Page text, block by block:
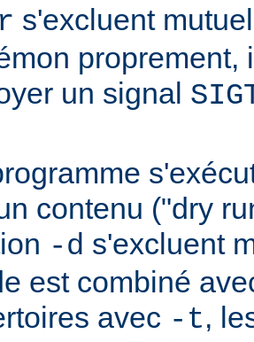
s'excluent
proprement,
un signal
contenu ("dry
-d s'excluent
est combiné
avec -t,